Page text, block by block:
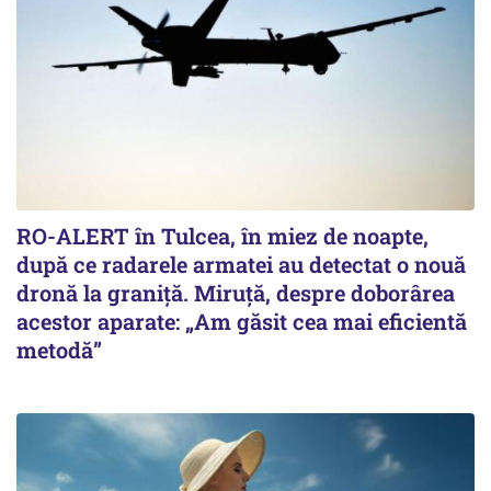
RO-ALERT în Tulcea, în miez de noapte,
după ce radarele armatei au detectat o nouă
dronă la graniță. Miruță, despre doborârea
acestor aparate: „Am găsit cea mai eficientă
metodă”